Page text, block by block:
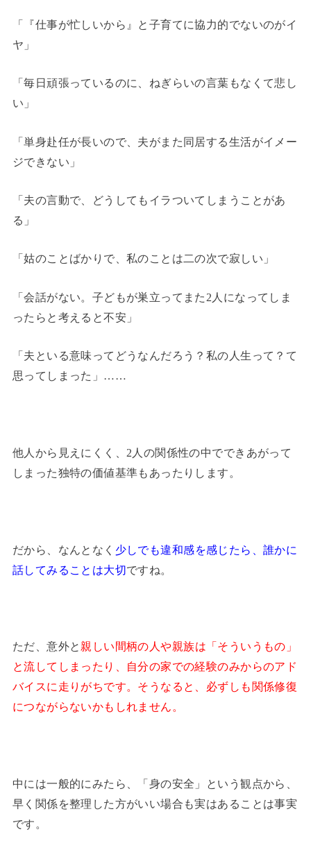
「『仕事が忙しいから』と子育てに協力的でないのがイ
ヤ」
「毎日頑張っているのに、ねぎらいの言葉もなくて悲し
い」
「単身赴任が長いので、夫がまた同居する生活がイメー
ジできない」
「夫の言動で、どうしてもイラついてしまうことがあ
る」
「姑のことばかりで、私のことは二の次で寂しい」
「会話がない。子どもが巣立ってまた2人になってしま
ったらと考えると不安」
「夫といる意味ってどうなんだろう？私の人生って？て
思ってしまった」……
他人から見えにくく、2人の関係性の中でできあがって
しまった独特の価値基準もあったりします。
だから、なんとなく 少しでも違和感を感じたら、誰かに
話してみることは大切ですね。
ただ、意外と親しい間柄の人や親族は「そういうもの」
と流してしまったり、自分の家での経験のみからのアド
バイスに走りがちです。そうなると、必ずしも関係修復
につながらないかもしれません。
中には一般的にみたら、「身の安全」という観点から、
早く関係を整理した方がいい場合も実はあることは事実
です。